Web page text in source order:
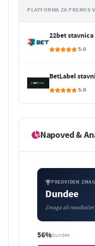
PLATFORMA ZA PRENOS
22bet stavnica
5.0
BetLabel
5.0
Napoved &
PREDVIDEN
Dundee
Zmaga ali
56%Dundee